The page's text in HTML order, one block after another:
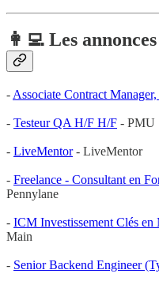
👩‍💻 Les annonces
- Associate Contract
- Testeur QA H/F H/F - PMU
- LiveMentor- LiveMentor
- Freelance - Consultant en
Pennylane
- ICM Investissement Clés en
Main
- Senior Backend Engineer